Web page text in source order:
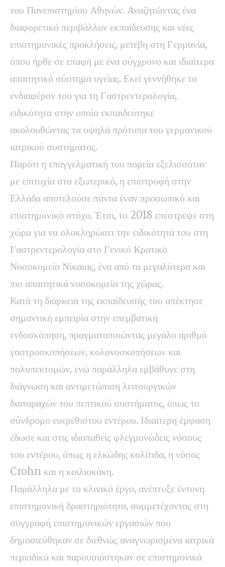
του Πανεπιστημίου Αθηνών. Αναζητώντας ένα
διαφορετικό περιβάλλον εκπαίδευσης και νέες
επιστημονικές προκλήσεις, μετέβη στη Γερμανία,
όπου ήρθε σε επαφή με ένα σύγχρονο και ιδιαίτερα
απαιτητικό σύστημα υγείας. Εκεί γεννήθηκε το
ενδιαφέρον του για τη Γαστρεντερολογία,
ειδικότητα στην οποία εκπαιδεύτηκε
ακολουθώντας τα υψηλά πρότυπα του γερμανικού
ιατρικού συστήματος.
Παρότι η επαγγελματική του πορεία εξελισσόταν
με επιτυχία στο εξωτερικό, η επιστροφή στην
Ελλάδα αποτελούσε πάντα έναν προσωπικό και
επιστημονικό στόχο. Έτσι, το 2018 επέστρεψε στη
χώρα για να ολοκληρώσει την ειδικότητά του στη
Γαστρεντερολογία στο Γενικό Κρατικό
Νοσοκομείο Νίκαιας, ένα από τα μεγαλύτερα και
πιο απαιτητικά νοσοκομεία της χώρας.
Κατά τη διάρκεια της εκπαίδευσής του απέκτησε
σημαντική εμπειρία στην επεμβατική
ενδοσκόπηση, πραγματοποιώντας μεγάλο αριθμό
γαστροσκοπήσεων, κολονοσκοπήσεων και
πολυπεκτομών, ενώ παράλληλα εμβάθυνε στη
διάγνωση και αντιμετώπιση λειτουργικών
διαταραχών του πεπτικού συστήματος, όπως το
σύνδρομο ευερέθιστου εντέρου. Ιδιαίτερη έμφαση
έδωσε και στις ιδιοπαθείς φλεγμονώδεις νόσους
του εντέρου, όπως η ελκώδης κολίτιδα, η νόσος
Crohn και η κοιλιοκάκη.
Παράλληλα με το κλινικό έργο, ανέπτυξε έντονη
επιστημονική δραστηριότητα, συμμετέχοντας στη
συγγραφή επιστημονικών εργασιών που
δημοσιεύθηκαν σε διεθνώς αναγνωρισμένα ιατρικά
περιοδικά και παρουσιάστηκαν σε επιστημονικά